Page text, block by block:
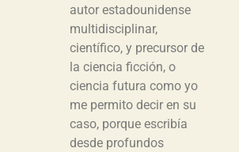
autor estadounidense
multidisciplinar,
científico, y precursor de
la ciencia ficción, o
ciencia futura como yo
me permito decir en su
caso, porque escribía
desde profundos